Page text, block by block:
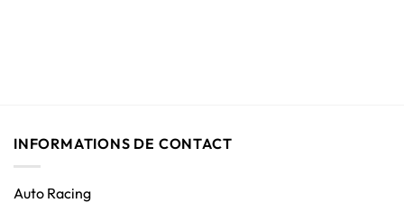
INFORMATIONS DE CONTACT
Auto Racing